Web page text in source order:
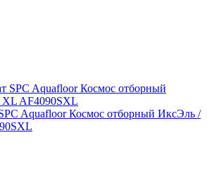
Aquafloor Космос отборный ИксЭль /